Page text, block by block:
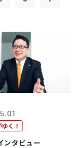
く！
ンタビュー